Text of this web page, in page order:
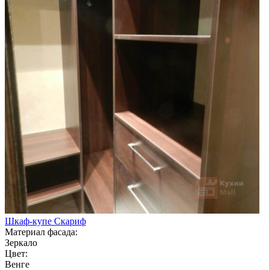
Шкаф-купе Скариф
Материал фасада:
Зеркало
Цвет:
Венге